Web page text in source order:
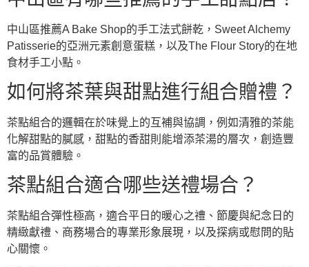
中山區推薦A Bake Shop的手工法式餅乾，Sweet Alchemy
Patisserie的亞洲元素創意蛋糕，以及The Flour Story的在地
食材手工小點。
如何將茶葉與甜點進行組合贈禮？
茶點組合的邏輯在於味覺上的互補與協調，例如清雅的茶能
化解甜點的膩感，甜點的香甜則能增添茶湯的層次，創造豐
富的品賞體驗。
茶點組合適合哪些送禮場合？
茶點組合彈性極高，適合平日的暖心之禮、節慶與紀念日的
精緻獻禮、商務場合的專業形象展現，以及探病或慰問的貼
心關懷。